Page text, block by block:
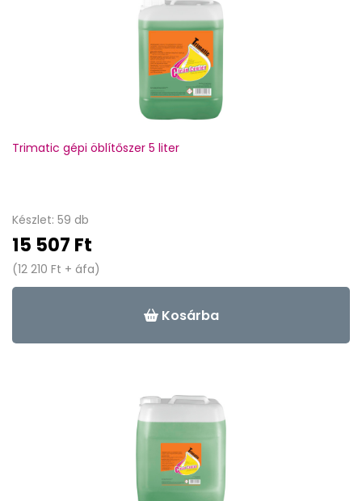
Trimatic gépi öblítőszer 5 liter
Készlet: 59 db
15 507 Ft
(12 210 Ft + áfa)
Kosárba